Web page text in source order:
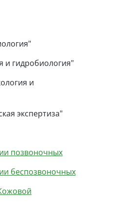
и гидробиология"
и
экспертиза"
позвоночных
беспозвоночных